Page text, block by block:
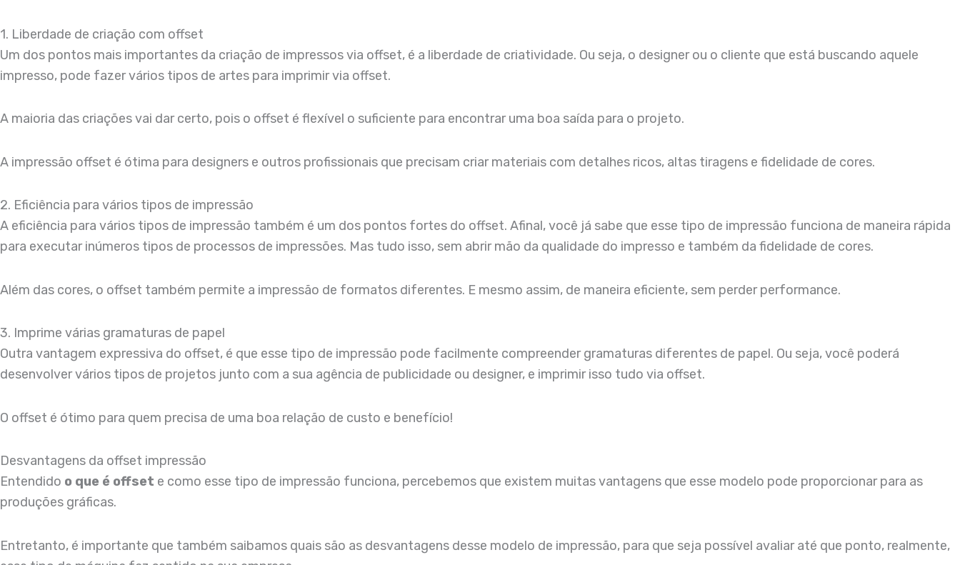
1. Liberdade de criação com offset
Um dos pontos mais importantes da criação de impressos via offset, é a liberdade de criatividade. Ou seja, o designer ou o cliente que está buscando aquele
impresso, pode fazer vários tipos de artes para imprimir via offset.
A maioria das criações vai dar certo, pois o offset é flexível o suficiente para encontrar uma boa saída para o projeto.
A impressão offset é ótima para designers e outros profissionais que precisam criar materiais com detalhes ricos, altas tiragens e fidelidade de cores.
2. Eficiência para vários tipos de impressão
A eficiência para vários tipos de impressão também é um dos pontos fortes do offset. Afinal, você já sabe que esse tipo de impressão funciona de maneira rápida
para executar inúmeros tipos de processos de impressões. Mas tudo isso, sem abrir mão da qualidade do impresso e também da fidelidade de cores.
Além das cores, o offset também permite a impressão de formatos diferentes. E mesmo assim, de maneira eficiente, sem perder performance.
3. Imprime várias gramaturas de papel
Outra vantagem expressiva do offset, é que esse tipo de impressão pode facilmente compreender gramaturas diferentes de papel. Ou seja, você poderá
desenvolver vários tipos de projetos junto com a sua agência de publicidade ou designer, e imprimir isso tudo via offset.
O offset é ótimo para quem precisa de uma boa relação de custo e benefício!
Desvantagens da offset impressão
Entendido o que é offset e como esse tipo de impressão funciona, percebemos que existem muitas vantagens que esse modelo pode proporcionar para as
produções gráficas.
Entretanto, é importante que também saibamos quais são as desvantagens desse modelo de impressão, para que seja possível avaliar até que ponto, realmente,